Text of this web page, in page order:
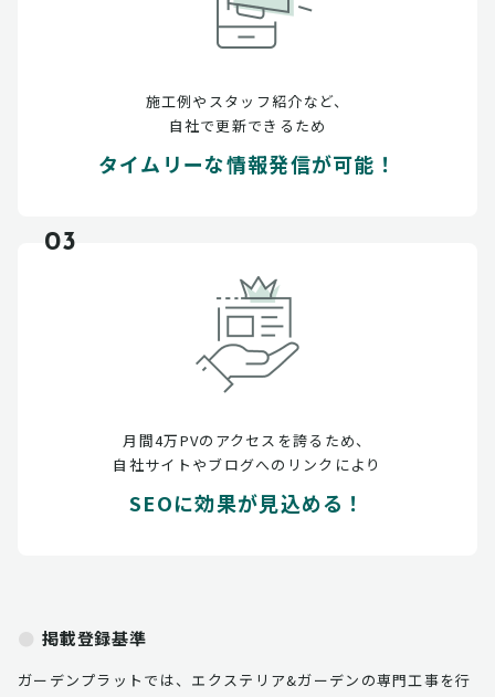
施工例やスタッフ紹介など、
自社で更新できるため
タイムリーな情報発信が可能！
03
月間4万PVのアクセスを誇るため、
自社サイトやブログへのリンクにより
SEOに効果が見込める！
掲載登録基準
ガーデンプラットでは、エクステリア&ガーデンの専門工事を行